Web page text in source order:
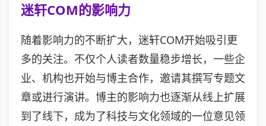
迷轩COM的影响力
随着影响力的不断扩大，迷轩COM开始吸引更
多的关注。不仅个人读者数量稳步增长，一些企
业、机构也开始与博主合作，邀请其撰写专题文
章或进行演讲。博主的影响力也逐渐从线上扩展
到了线下，成为了科技与文化领域的一位意见领